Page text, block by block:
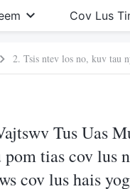
Cov Lus
Tus Uas
tias cov lus
cov lus hais